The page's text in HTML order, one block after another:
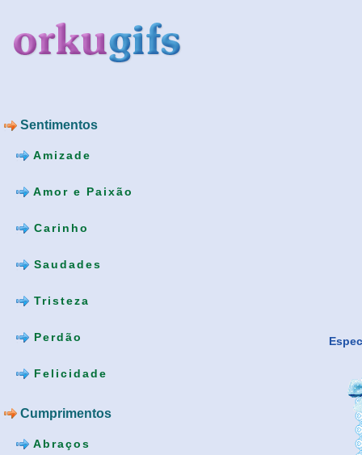
Sentimentos
Amizade
Amor e Paixão
Carinho
Saudades
Tristeza
Perdão
Felicidade
Cumprimentos
Abraços